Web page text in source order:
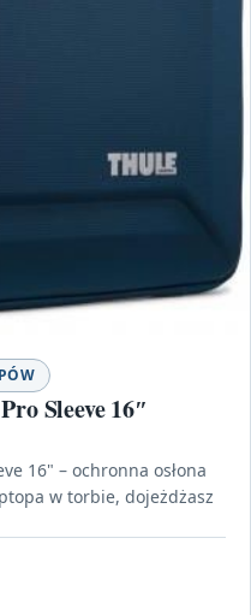
Sleeve 16″
16" – ochronna osłona
w torbie, dojeżdżasz